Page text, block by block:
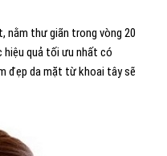
nằm thư giãn trong vòng 20
quả tối ưu nhất có
đẹp da mặt từ khoai tây sẽ